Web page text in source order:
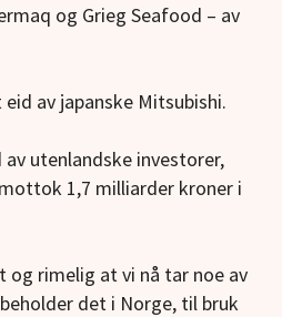
og Grieg Seafood – av
av japanske Mitsubishi.
utenlandske investorer,
1,7 milliarder kroner i
og rimelig at vi nå tar noe av
det i Norge, til bruk